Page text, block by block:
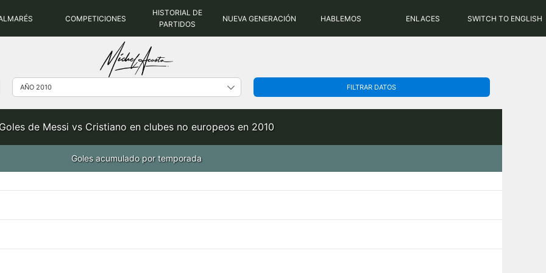
COMPETICIONES
HISTORIAL DE
PARTIDOS
NUEVA GENERACIÓN HABLEMOS ENLACES SWITCH TO ENGLISH
FILTRAR DATOS
Goles de Messi vs Cristiano en clubes no europeos en 2010
Goles acumulado por temporada